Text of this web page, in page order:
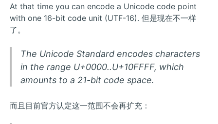
At that time you can encode a Unicode code point
with one 16-bit code unit (UTF-16). 但是现在不一样
了。
The Unicode Standard encodes characters
in the range U+0000..U+10FFFF, which
amounts to a 21-bit code space.
而且目前官方认定这一范围不会再扩充：